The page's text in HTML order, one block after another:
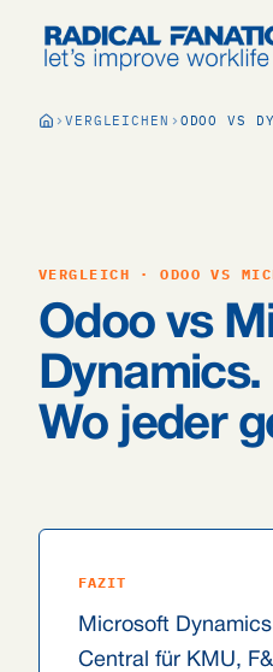
VERGLEICHEN ODOO VS
VERGLEICH · ODOO VS
Odoo vs
Dynamics.
Wo jeder
FAZIT
Microsoft
Central für KMU,